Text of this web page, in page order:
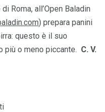
Roma, all’Open Baladin
) prepara panini
questo è il suo
più o meno piccante. C. V.